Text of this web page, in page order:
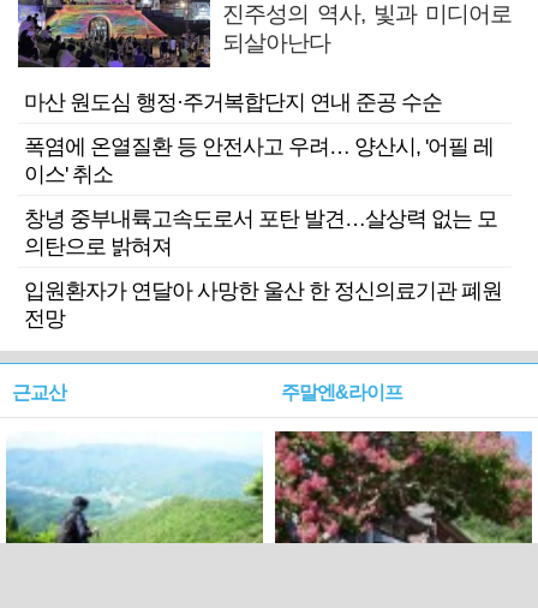
진주성의 역사, 빛과 미디어로
되살아난다
마산 원도심 행정·주거복합단지 연내 준공 수순
폭염에 온열질환 등 안전사고 우려… 양산시, '어필 레
이스' 취소
창녕 중부내륙고속도로서 포탄 발견…살상력 없는 모
의탄으로 밝혀져
입원환자가 연달아 사망한 울산 한 정신의료기관 폐원
전망
근교산 주말엔&라이프